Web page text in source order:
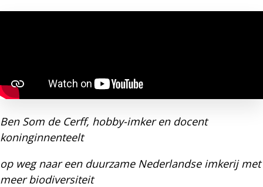
Ben Som de Cerff, hobby-imker en docent
koninginnenteelt
op weg naar een duurzame Nederlandse imkerij met
meer biodiversiteit